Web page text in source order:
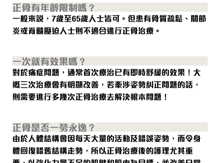
正骨有年齡限制嗎？
一般來說，7歲至65歲人士皆可。但患有骨質疏鬆、關節
炎或脊髓壓迫人士則不適合進行正骨治療。
一次就有效果嗎？
對於痛症問題，通常首次療治已有即時舒緩的效果！大
概三次治療會有明顯改善，若牽涉姿勢糾正問題的話，
則需要進行多幾次正骨治療去解決根本問題！
正骨是否一勞永逸？
由於人體結構會因每天大量的活動及錯誤姿勢，而令身
體回復錯舊結構走勢，所以正骨治療後的護理尤其重